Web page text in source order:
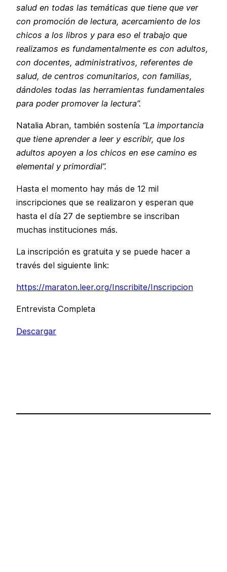
salud en todas las temáticas que tiene que ver
con promoción de lectura, acercamiento de los
chicos a los libros y para eso el trabajo que
realizamos es fundamentalmente es con adultos,
con docentes, administrativos, referentes de
salud, de centros comunitarios, con familias,
dándoles todas las herramientas fundamentales
para poder promover la lectura”.
Natalia Abran, también sostenía “La importancia
que tiene aprender a leer y escribir, que los
adultos apoyen a los chicos en ese camino es
elemental y primordial”.
Hasta el momento hay más de 12 mil
inscripciones que se realizaron y esperan que
hasta el día 27 de septiembre se inscriban
muchas instituciones más.
La inscripción es gratuita y se puede hacer a
través del siguiente link:
https://maraton.leer.org/Inscribite/Inscripcion
Entrevista Completa
Descargar